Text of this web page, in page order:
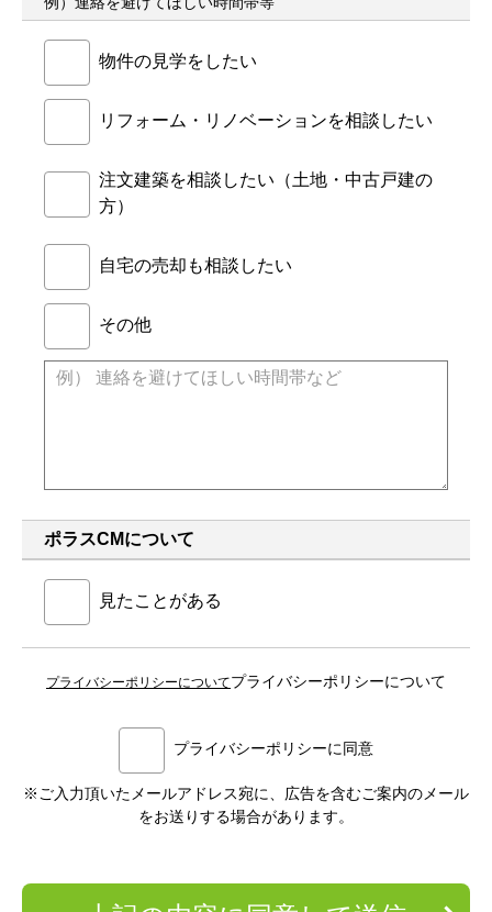
物件の見学をしたい
リフォーム・リノベーションを相談したい
注文建築を相談したい（土地・中古戸建の
方）
自宅の売却も相談したい
その他
ポラスCMについて
見たことがある
プライバシーポリシーについてプライバシーポリシーについて
プライバシーポリシーに同意
※ご入力頂いたメールアドレス宛に、広告を含むご案内のメール
をお送りする場合があります。